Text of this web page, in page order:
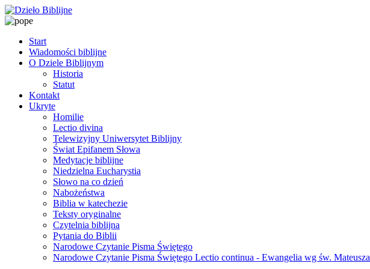
Start
Wiadomości biblijne
O Dziele Biblijnym
Historia
Statut
Kontakt
Ukryte
Homilie
Lectio divina
Telewizyjny Uniwersytet Biblijny
Świat Epifanem Słowa
Medytacje biblijne
Niedzielna Eucharystia
Słowo na co dzień
Nabożeństwa
Biblia w katechezie
Teksty oryginalne
Czytelnia biblijna
Pytania do Biblii
Narodowe Czytanie Pisma Świętego
Narodowe Czytanie Pisma Świętego Lectio continua - Ewangelia wg św. Mateusza